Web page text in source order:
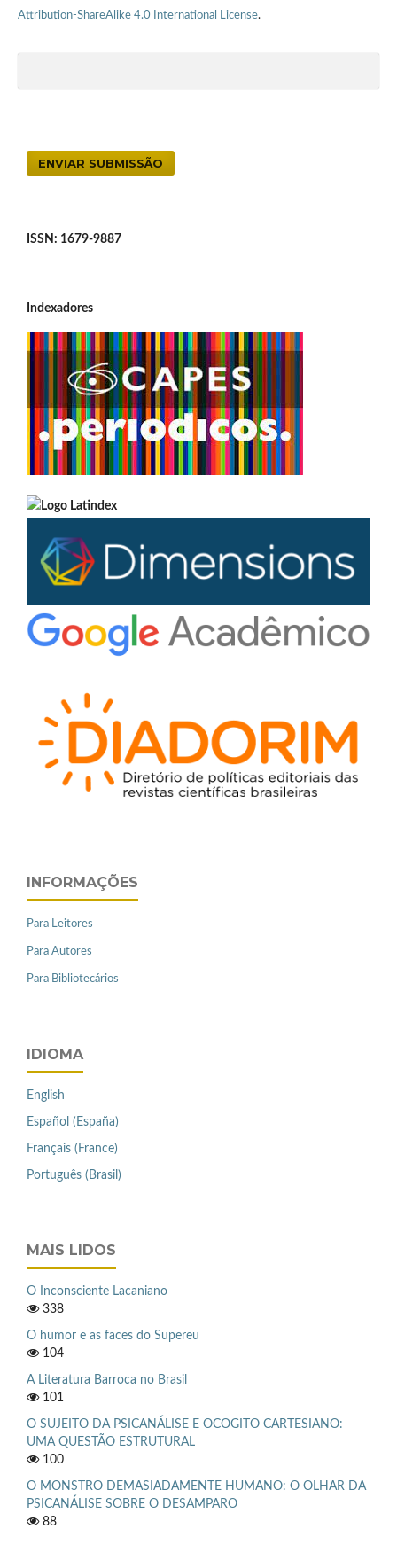
Attribution-ShareAlike 4.0 International License.
ENVIAR SUBMISSÃO
ISSN: 1679-9887
Indexadores
INFORMAÇÕES
Para Leitores
Para Autores
Para Bibliotecários
IDIOMA
English
Español (España)
Français (France)
Português (Brasil)
MAIS LIDOS
O Inconsciente Lacaniano
338
O humor e as faces do Supereu
104
A Literatura Barroca no Brasil
101
O SUJEITO DA PSICANÁLISE E OCOGITO CARTESIANO:
UMA QUESTÃO ESTRUTURAL
100
O MONSTRO DEMASIADAMENTE HUMANO: O OLHAR DA
PSICANÁLISE SOBRE O DESAMPARO
88